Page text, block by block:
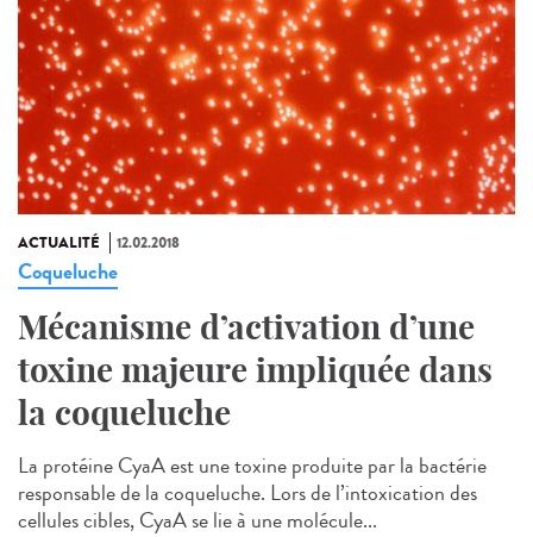
ACTUALITÉ 12.02.2018
Coqueluche
Mécanisme d’activation d’une
toxine majeure impliquée dans
la coqueluche
La protéine CyaA est une toxine produite par la bactérie
responsable de la coqueluche. Lors de l’intoxication des
cellules cibles, CyaA se lie à une molécule...